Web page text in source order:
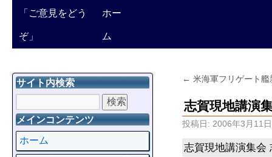
「ご意見をどう
ぞ」
ホー
ム
← 米海軍フリゲート
志賀現地講演
投稿日: 2006年3月11日
志賀現地講演集会
サイト内検索
メインコンテンツ
ホーム